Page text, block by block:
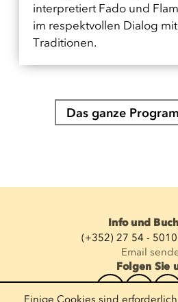
interpretiert Fado und
im respektvollen Dialog
Traditionen.
Das ganze
Info und
(+352) 27 54 -
Email
Folgen Sie
Einige Cookies sind